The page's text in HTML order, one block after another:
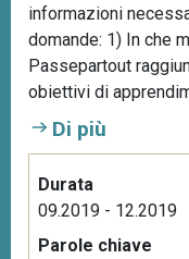
informazioni
domande: 1) In che
Passepartout
obiettivi di
Di più
Durata
09.2019 - 12.2019
Parole chiave